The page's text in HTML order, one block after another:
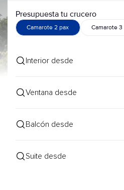
Presupuesta tu crucero
Camarote 2 pax Camarote 3
Interior desde
Ventana desde
Balcón desde
Suite desde